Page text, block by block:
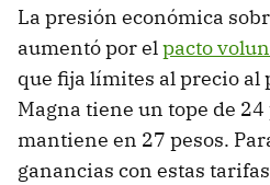
La presión económica
aumentó por elpacto
que fija límites al precio al
Magna tiene un tope de 24
mantiene en 27 pesos.
ganancias con estas